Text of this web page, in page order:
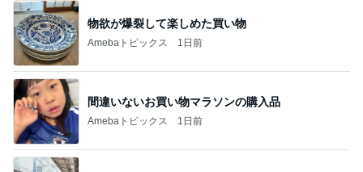
物欲が爆裂して楽しめた買い物
Amebaトピックス 1日前
間違いないお買い物マラソンの購入品
Amebaトピックス 1日前